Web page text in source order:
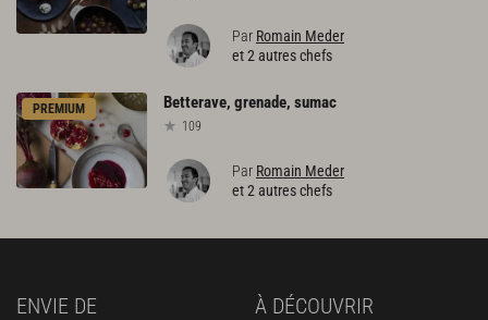
Par Romain Meder
et 2 autres chefs
PREMIUM Betterave, grenade, sumac
109
Par Romain Meder
et 2 autres chefs
ENVIE DE À DÉCOUVRIR